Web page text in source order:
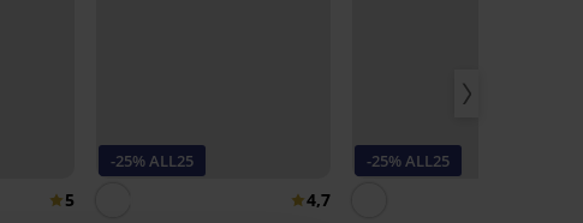
5
-25% ALL25
4,7
-25% ALL25